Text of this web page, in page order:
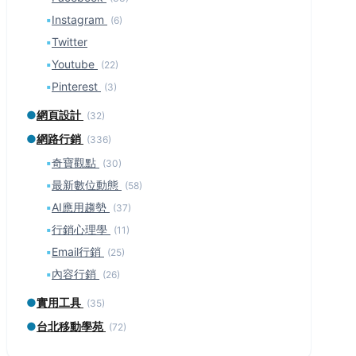
▪Instagram (6)
▪Twitter
▪Youtube (22)
▪Pinterest (3)
●網頁設計 (32)
●網路行銷 (336)
▪奇寶觀點 (30)
▪最新數位動態 (58)
▪AI應用趨勢 (37)
▪行銷心理學 (11)
▪Email行銷 (25)
▪內容行銷 (26)
●實用工具 (35)
●台北移動學苑 (72)